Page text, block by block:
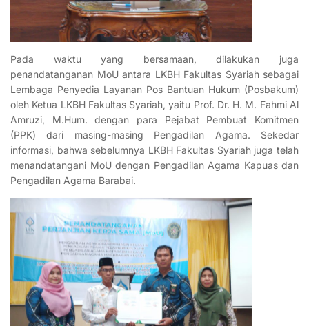
Pada waktu yang bersamaan, dilakukan juga
penandatanganan MoU antara LKBH Fakultas Syariah sebagai
Lembaga Penyedia Layanan Pos Bantuan Hukum (Posbakum)
oleh Ketua LKBH Fakultas Syariah, yaitu Prof. Dr. H. M. Fahmi Al
Amruzi, M.Hum. dengan para Pejabat Pembuat Komitmen
(PPK) dari masing-masing Pengadilan Agama. Sekedar
informasi, bahwa sebelumnya LKBH Fakultas Syariah juga telah
menandatangani MoU dengan Pengadilan Agama Kapuas dan
Pengadilan Agama Barabai.